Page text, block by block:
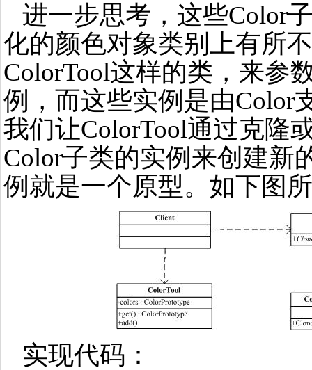
进一步思考，这些Color
化的颜色对象类别上有所
ColorTool这样的类，来参
例，而这些实例是由Color
我们让ColorTool通过克隆
Color子类的实例来创建新
例就是一个原型。如下图
实现代码：